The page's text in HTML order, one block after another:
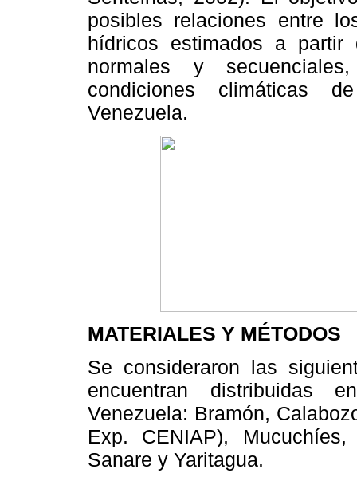
posibles relaciones entre
hídricos estimados a
normales y
condiciones climáticas
Venezuela.
MATERIALES Y MÉTODOS
Se consideraron las
encuentran distribuidas
Venezuela: Bramón,
Exp. CENIAP),
Sanare y Yaritagua.